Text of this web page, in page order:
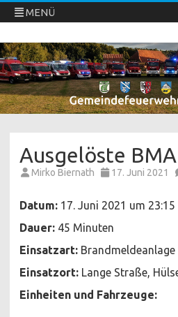
MENÜ
Freiwillige
zum
Ausgelöste BMA
Mirko Biernath 17. Juni 2021
Datum: 17. Juni 2021 um 23:15
Dauer: 45 Minuten
Einsatzart: Brandmeldeanlage
Einsatzort: Lange Straße,
Einheiten und Fahrzeuge: